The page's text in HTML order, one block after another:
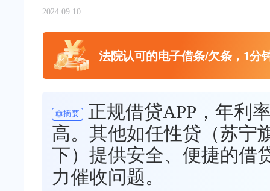
2024.09.10
法院认可的电子借条/欠条，1分
摘要
正规借贷APP，年利
高。其他如任性贷（苏宁
下）提供安全、便捷的借
力催收问题。